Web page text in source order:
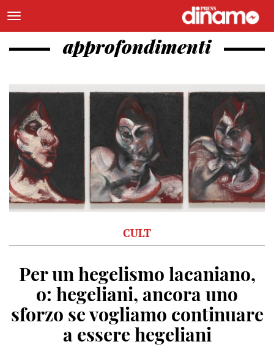
approfondimenti
CULT
Per un hegelismo lacaniano,
o: hegeliani, ancora uno
sforzo se vogliamo continuare
a essere hegeliani